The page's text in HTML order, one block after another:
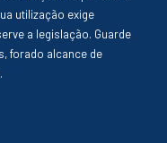
utilização exige
a legislação. Guarde
forado alcance de